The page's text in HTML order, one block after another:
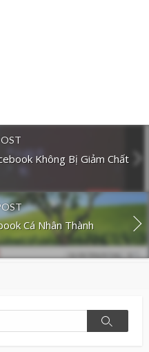
Không Bị Giảm Chất
Cá Nhân Thành
Search